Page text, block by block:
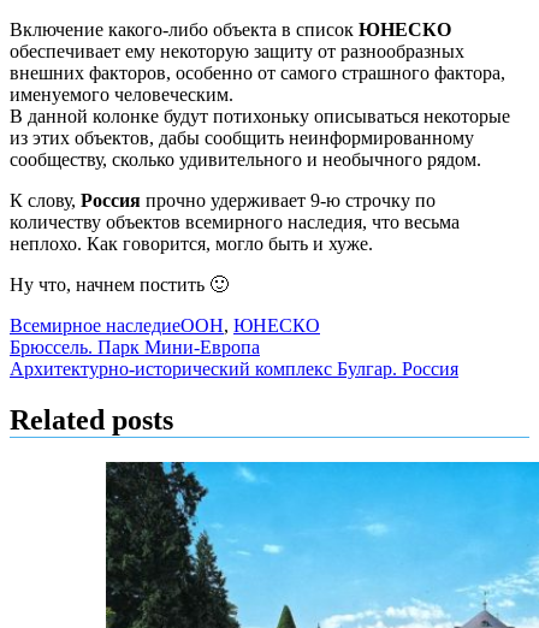
Включение какого-либо объекта в список ЮНЕСКО
обеспечивает ему некоторую защиту от разнообразных
внешних факторов, особенно от самого страшного фактора,
именуемого человеческим.
В данной колонке будут потихоньку описываться некоторые
из этих объектов, дабы сообщить неинформированному
сообществу, сколько удивительного и необычного рядом.
К слову, Россия прочно удерживает 9-ю строчку по
количеству объектов всемирного наследия, что весьма
неплохо. Как говорится, могло быть и хуже.
Ну что, начнем постить 🙂
Всемирное наследиеООН, ЮНЕСКО
Навигация
по
записям
Брюссель. Парк Мини-Европа
Архитектурно-исторический комплекс Булгар. Россия
Related posts